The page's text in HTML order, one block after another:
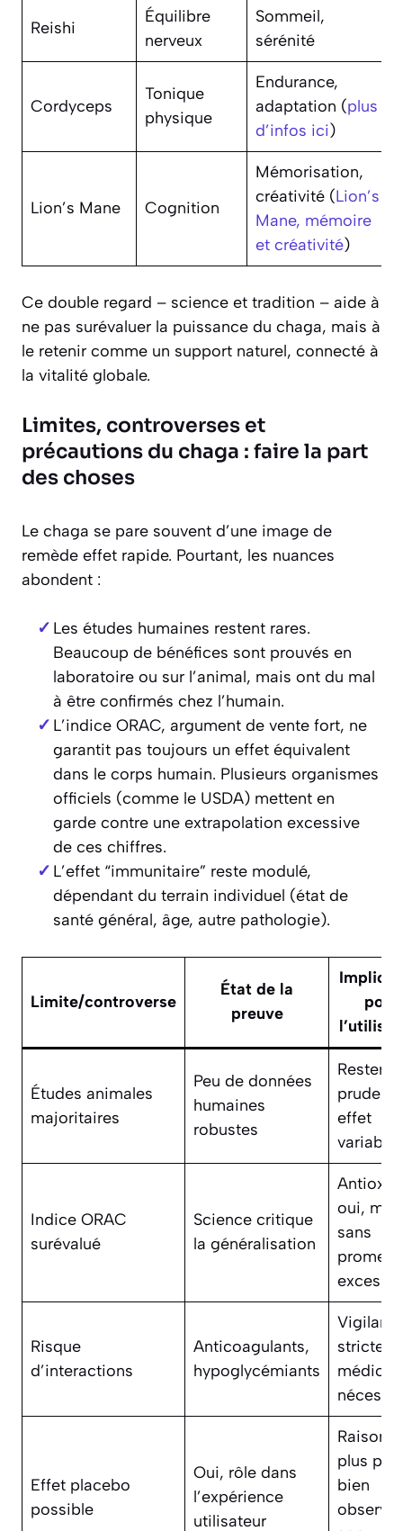
Reishi
Équilibre
nerveux
Sommeil,
sérénité
Cordyceps
Tonique
physique
Endurance,
adaptation (plus
d’infos ici)
Lion’s Mane Cognition
Mémorisation,
créativité (Lion’s
Mane, mémoire
et créativité)
Ce double regard – science et tradition – aide à
ne pas surévaluer la puissance du chaga, mais à
le retenir comme un support naturel, connecté à
la vitalité globale.
Limites, controverses et
précautions du chaga : faire la part
des choses
Le chaga se pare souvent d’une image de
remède effet rapide. Pourtant, les nuances
abondent :
Les études humaines restent rares.
Beaucoup de bénéfices sont prouvés en
laboratoire ou sur l’animal, mais ont du mal
à être confirmés chez l’humain.
L’indice ORAC, argument de vente fort, ne
garantit pas toujours un effet équivalent
dans le corps humain. Plusieurs organismes
officiels (comme le USDA) mettent en
garde contre une extrapolation excessive
de ces chiffres.
L’effet “immunitaire” reste modulé,
dépendant du terrain individuel (état de
santé général, âge, autre pathologie).
Limite/controverse
État de la
preuve
pour
Études animales
majoritaires
Peu de données
humaines
robustes
Rester
prudent,
effet
variable
Indice ORAC
surévalué
Science critique
la généralisation
oui,
sans
Risque
d’interactions
Anticoagulants,
hypoglycémiants
stricte,
médical
Effet placebo
possible
Oui, rôle dans
l’expérience
utilisateur
Raison
plus
bien
observer